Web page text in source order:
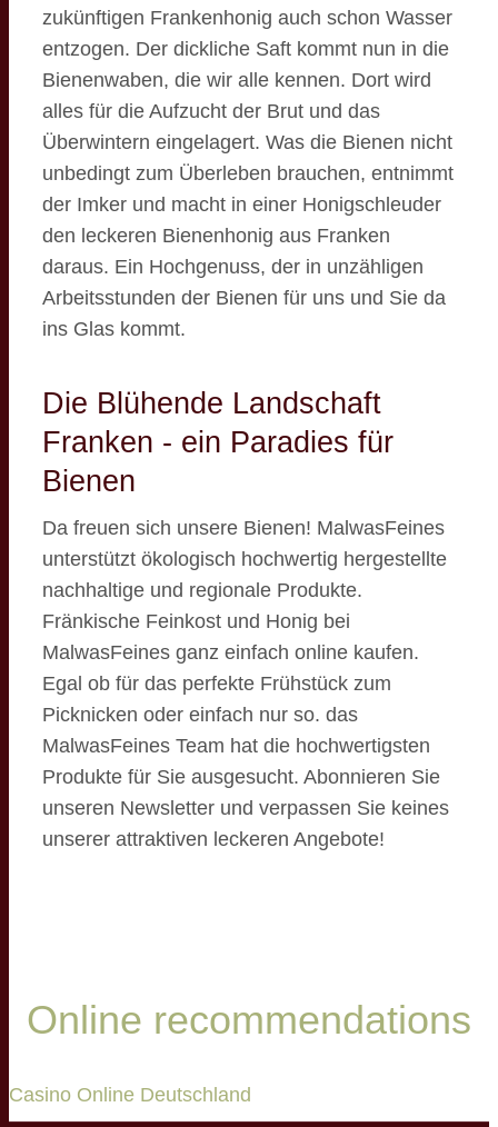
zukünftigen Frankenhonig auch schon Wasser
entzogen. Der dickliche Saft kommt nun in die
Bienenwaben, die wir alle kennen. Dort wird
alles für die Aufzucht der Brut und das
Überwintern eingelagert. Was die Bienen nicht
unbedingt zum Überleben brauchen, entnimmt
der Imker und macht in einer Honigschleuder
den leckeren Bienenhonig aus Franken
daraus. Ein Hochgenuss, der in unzähligen
Arbeitsstunden der Bienen für uns und Sie da
ins Glas kommt.
Die Blühende Landschaft
Franken - ein Paradies für
Bienen
Da freuen sich unsere Bienen! MalwasFeines
unterstützt ökologisch hochwertig hergestellte
nachhaltige und regionale Produkte.
Fränkische Feinkost und Honig bei
MalwasFeines ganz einfach online kaufen.
Egal ob für das perfekte Frühstück zum
Picknicken oder einfach nur so. das
MalwasFeines Team hat die hochwertigsten
Produkte für Sie ausgesucht. Abonnieren Sie
unseren Newsletter und verpassen Sie keines
unserer attraktiven leckeren Angebote!
Online recommendations
Casino Online Deutschland